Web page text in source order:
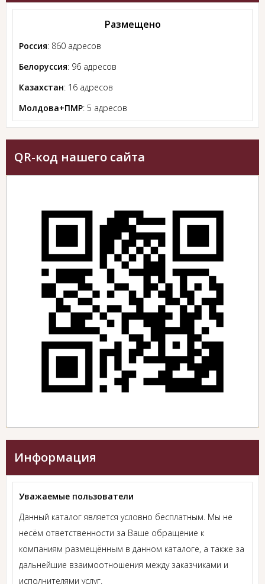
Размещено
Россия: 860 адресов
Белоруссия: 96 адресов
Казахстан: 16 адресов
Молдова+ПМР: 5 адресов
QR-код нашего сайта
Информация
Уважаемые пользователи
Данный каталог является условно бесплатным. Мы не
несём ответственности за Ваше обращение к
компаниям размещённым в данном каталоге, а также за
дальнейшие взаимоотношения между заказчиками и
исполнителями услуг.